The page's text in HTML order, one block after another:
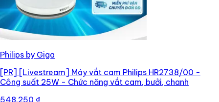
Philips by Giga
[PR] [Livestream] Máy vắt cam Philips HR2738/00 -
Công suất 25W - Chức năng vắt cam, bưởi, chanh
548.250 ₫